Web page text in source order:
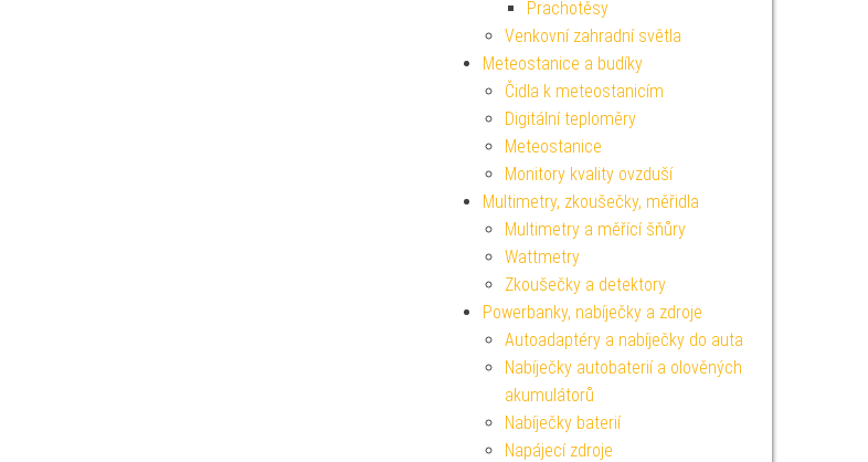
Prachotěsy
Venkovní zahradní světla
Meteostanice a budíky
Čidla k meteostanicím
Digitální teploměry
Meteostanice
Monitory kvality ovzduší
Multimetry, zkoušečky, měřidla
Multimetry a měřící šňůry
Wattmetry
Zkoušečky a detektory
Powerbanky, nabíječky a zdroje
Autoadaptéry a nabíječky do auta
Nabíječky autobaterií a olověných
akumulátorů
Nabíječky baterií
Napájecí zdroje